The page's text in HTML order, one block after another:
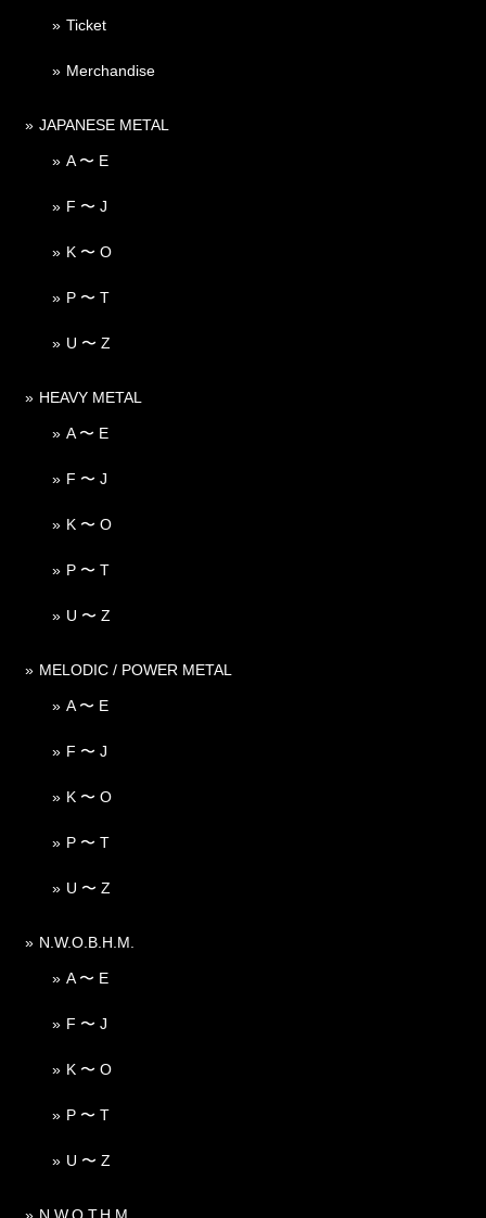
Ticket
Merchandise
JAPANESE METAL
A 〜 E
F 〜 J
K 〜 O
P 〜 T
U 〜 Z
HEAVY METAL
A 〜 E
F 〜 J
K 〜 O
P 〜 T
U 〜 Z
MELODIC / POWER METAL
A 〜 E
F 〜 J
K 〜 O
P 〜 T
U 〜 Z
N.W.O.B.H.M.
A 〜 E
F 〜 J
K 〜 O
P 〜 T
U 〜 Z